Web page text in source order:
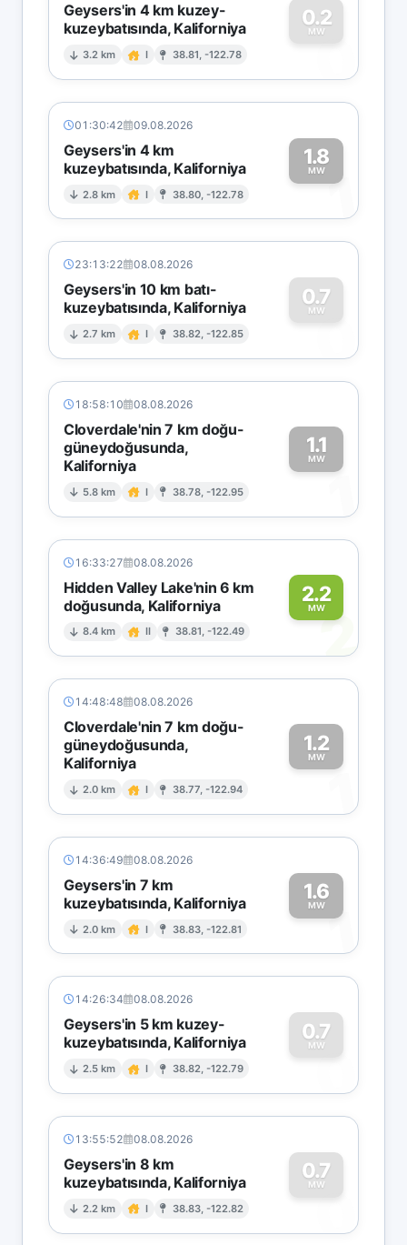
Geysers'in 4 km kuzey-
kuzeybatısında, Kaliforniya
3.2 km I 38.81, -122.78
0.2
MW
0
01:30:42 09.08.2026
Geysers'in 4 km
kuzeybatısında, Kaliforniya
2.8 km I 38.80, -122.78
1.8
MW1
23:13:22 08.08.2026
Geysers'in 10 km batı-
kuzeybatısında, Kaliforniya
2.7 km I 38.82, -122.85
0.7
MW
0
18:58:10 08.08.2026
Cloverdale'nin 7 km doğu-
güneydoğusunda,
Kaliforniya
5.8 km I 38.78, -122.95
1.1
MW
1
16:33:27 08.08.2026
Hidden Valley Lake'nin 6 km
doğusunda, Kaliforniya
8.4 km II 38.81, -122.49
2.2
MW2
14:48:48 08.08.2026
Cloverdale'nin 7 km doğu-
güneydoğusunda,
Kaliforniya
2.0 km I 38.77, -122.94
1.2
MW
1
14:36:49 08.08.2026
Geysers'in 7 km
kuzeybatısında, Kaliforniya
2.0 km I 38.83, -122.81
1.6
MW1
14:26:34 08.08.2026
Geysers'in 5 km kuzey-
kuzeybatısında, Kaliforniya
2.5 km I 38.82, -122.79
0.7
MW
0
13:55:52 08.08.2026
Geysers'in 8 km
kuzeybatısında, Kaliforniya
2.2 km I 38.83, -122.82
0.7
MW
0